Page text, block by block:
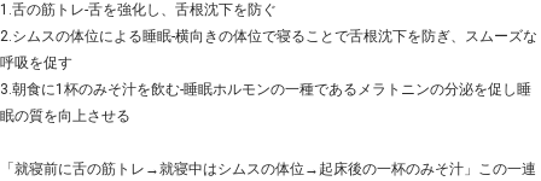
1.舌の筋トレ-舌を強化し、舌根沈下を防ぐ
2.シムスの体位による睡眠-横向きの体位で寝ることで舌根沈下を防ぎ、スムーズな
呼吸を促す
3.朝食に1杯のみそ汁を飲む-睡眠ホルモンの一種であるメラトニンの分泌を促し睡
眠の質を向上させる
「就寝前に舌の筋トレ→就寝中はシムスの体位→起床後の一杯のみそ汁」この一連